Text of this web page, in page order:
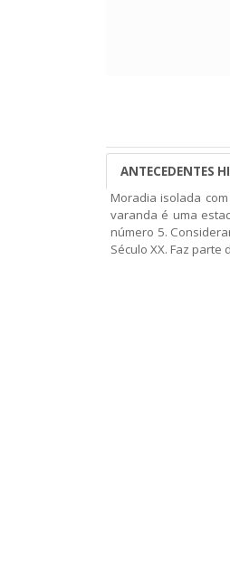
ANTECEDENTES
Moradia isolada
varanda é uma
número 5.
Século XX. Faz